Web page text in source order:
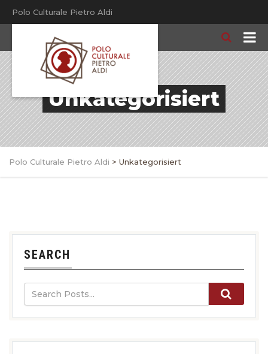
Polo Culturale Pietro Aldi
Unkategorisiert
Polo Culturale Pietro Aldi > Unkategorisiert
SEARCH